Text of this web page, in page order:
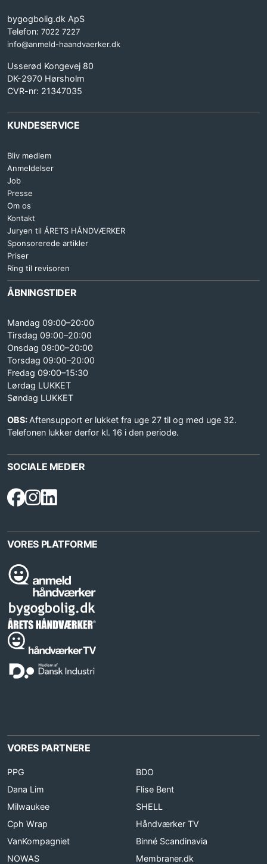
bygogbolig.dk ApS
Telefon: 7022 7227
info@anmeld-haandvaerker.dk
Usserød Kongevej 80
DK-2970 Hørsholm
CVR-nr: 21347035
KUNDESERVICE
Bliv medlem
Anmeldelser
Job
Presse
Om os
Kontakt
Juryen til ÅRETS HÅNDVÆRKER
Sponsorerede artikler
Priser
Ring til revisoren
ÅBNINGSTIDER
Mandag 09:00–20:00
Tirsdag 09:00–20:00
Onsdag 09:00–20:00
Torsdag 09:00–20:00
Fredag 09:00–15:30
Lørdag LUKKET
Søndag LUKKET
OBS: Aftensupport er lukket fra uge 27 til og med uge 32.
Telefonen lukker derfor kl. 16 i den periode.
SOCIALE MEDIER
VORES PLATFORME
VORES PARTNERE
PPG
BDO
Dana Lim
Flise Bent
Milwaukee
SHELL
Cph Wrap
Håndværker TV
VanKompagniet
Binné Scandinavia
NOWAS
Membraner.dk